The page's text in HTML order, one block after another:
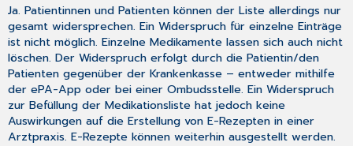
Ja. Patientinnen und Patienten können der Liste allerdings nur
gesamt widersprechen. Ein Widerspruch für einzelne Einträge
ist nicht möglich. Einzelne Medikamente lassen sich auch nicht
löschen. Der Widerspruch erfolgt durch die Patientin/den
Patienten gegenüber der Krankenkasse – entweder mithilfe
der ePA-App oder bei einer Ombudsstelle. Ein Widerspruch
zur Befüllung der Medikationsliste hat jedoch keine
Auswirkungen auf die Erstellung von E-Rezepten in einer
Arztpraxis. E-Rezepte können weiterhin ausgestellt werden.